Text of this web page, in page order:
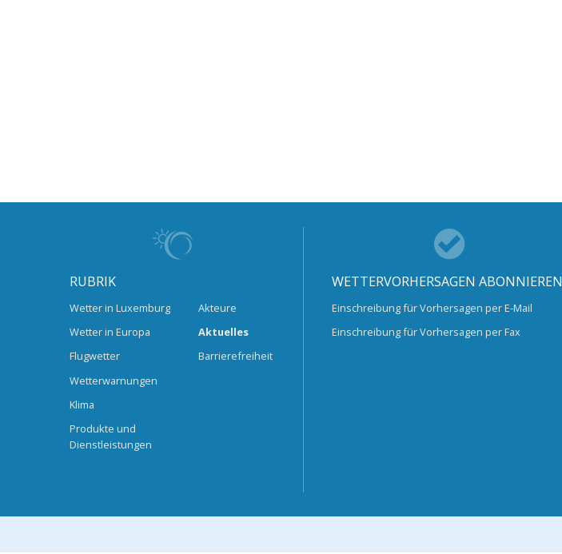
RUBRIK
Wetter in Luxemburg
Wetter in Europa
Flugwetter
Wetterwarnungen
Klima
Produkte und
Dienstleistungen
Akteure
Aktuelles
Barrierefreiheit
WETTERVORHERSAGEN ABONNIEREN
Einschreibung für Vorhersagen per E-Mail
Einschreibung für Vorhersagen per Fax